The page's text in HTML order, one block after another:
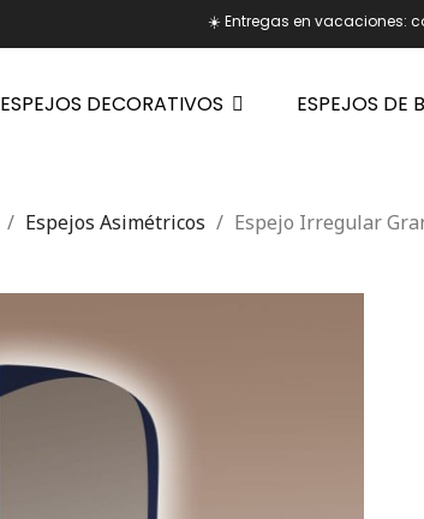
☀️ Entregas en vacaciones:
ESPEJOS DECORATIVOS ESPEJOS DE
Espejos Asimétricos Espejo Irregular